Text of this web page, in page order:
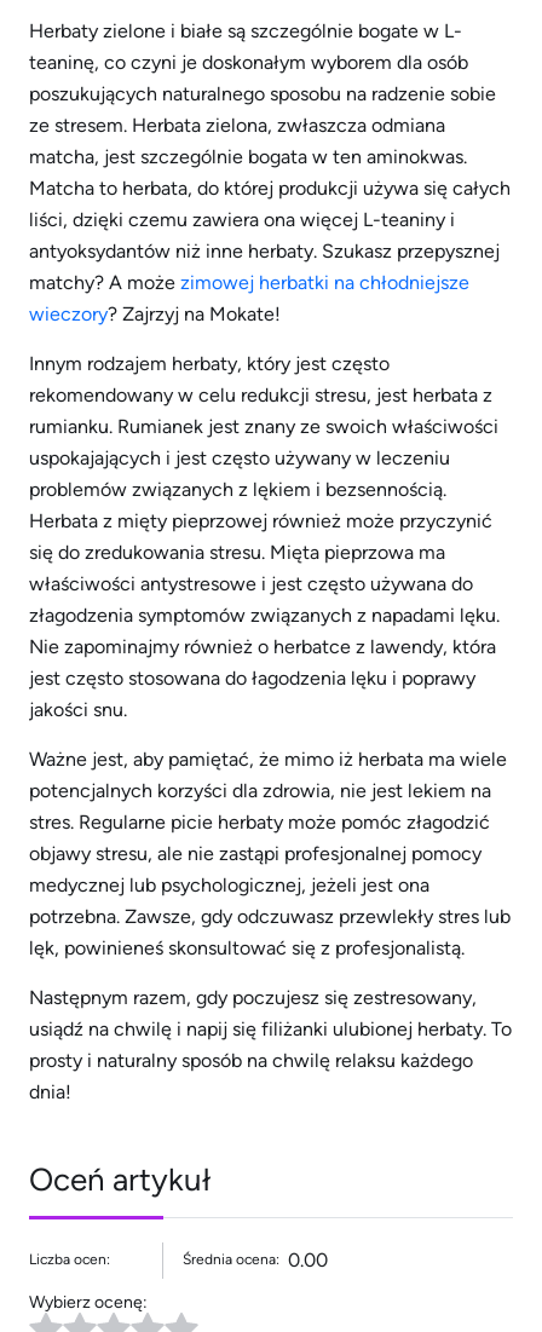
Herbaty zielone i białe są szczególnie bogate w L-
teaninę, co czyni je doskonałym wyborem dla osób
poszukujących naturalnego sposobu na radzenie sobie
ze stresem. Herbata zielona, zwłaszcza odmiana
matcha, jest szczególnie bogata w ten aminokwas.
Matcha to herbata, do której produkcji używa się całych
liści, dzięki czemu zawiera ona więcej L-teaniny i
antyoksydantów niż inne herbaty. Szukasz przepysznej
matchy? A może zimowej herbatki na chłodniejsze
wieczory? Zajrzyj na Mokate!
Innym rodzajem herbaty, który jest często
rekomendowany w celu redukcji stresu, jest herbata z
rumianku. Rumianek jest znany ze swoich właściwości
uspokajających i jest często używany w leczeniu
problemów związanych z lękiem i bezsennością.
Herbata z mięty pieprzowej również może przyczynić
się do zredukowania stresu. Mięta pieprzowa ma
właściwości antystresowe i jest często używana do
złagodzenia symptomów związanych z napadami lęku.
Nie zapominajmy również o herbatce z lawendy, która
jest często stosowana do łagodzenia lęku i poprawy
jakości snu.
Ważne jest, aby pamiętać, że mimo iż herbata ma wiele
potencjalnych korzyści dla zdrowia, nie jest lekiem na
stres. Regularne picie herbaty może pomóc złagodzić
objawy stresu, ale nie zastąpi profesjonalnej pomocy
medycznej lub psychologicznej, jeżeli jest ona
potrzebna. Zawsze, gdy odczuwasz przewlekły stres lub
lęk, powinieneś skonsultować się z profesjonalistą.
Następnym razem, gdy poczujesz się zestresowany,
usiądź na chwilę i napij się filiżanki ulubionej herbaty. To
prosty i naturalny sposób na chwilę relaksu każdego
dnia!
Oceń artykuł
Liczba ocen: Średnia ocena: 0.00
Wybierz ocenę: